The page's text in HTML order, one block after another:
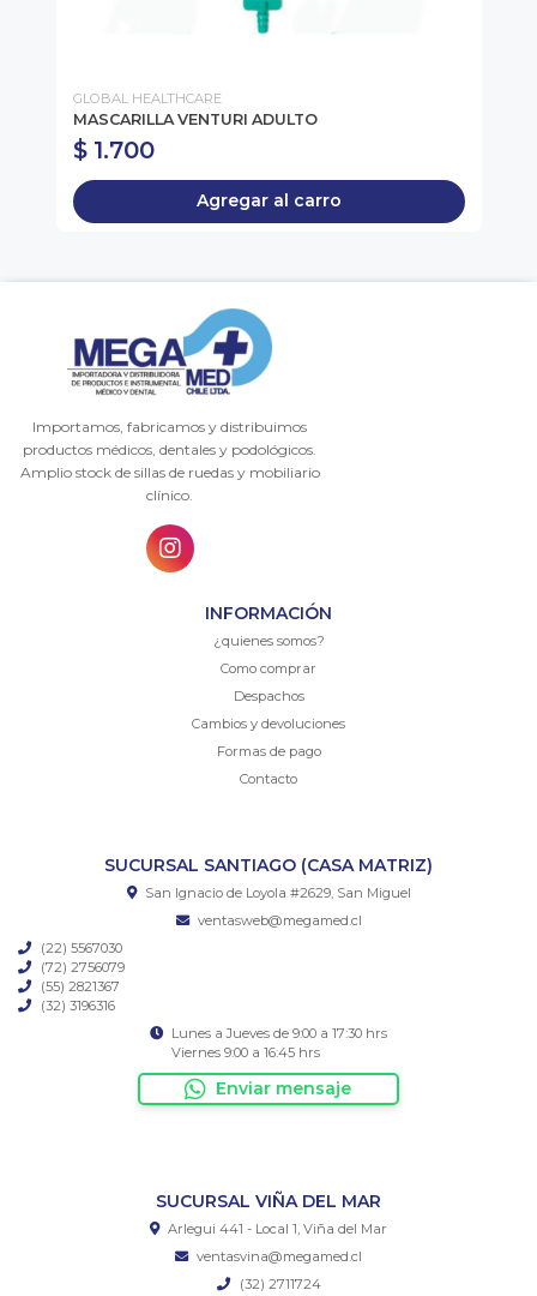
GLOBAL HEALTHCARE
MASCARILLA VENTURI ADULTO
$ 1.700
Agregar al carro
Importamos, fabricamos y distribuimos
productos médicos, dentales y podológicos.
Amplio stock de sillas de ruedas y mobiliario
clínico.
INFORMACIÓN
¿quienes somos?
Como comprar
Despachos
Cambios y devoluciones
Formas de pago
Contacto
SUCURSAL SANTIAGO (CASA MATRIZ)
San Ignacio de Loyola #2629, San Miguel
ventasweb@megamed.cl
(22) 5567030
(72) 2756079
(55) 2821367
(32) 3196316
Lunes a Jueves de 9:00 a 17:30 hrs
Viernes 9:00 a 16:45 hrs
Enviar mensaje
SUCURSAL VIÑA DEL MAR
Arlegui 441 - Local 1, Viña del Mar
ventasvina@megamed.cl
(32) 2711724